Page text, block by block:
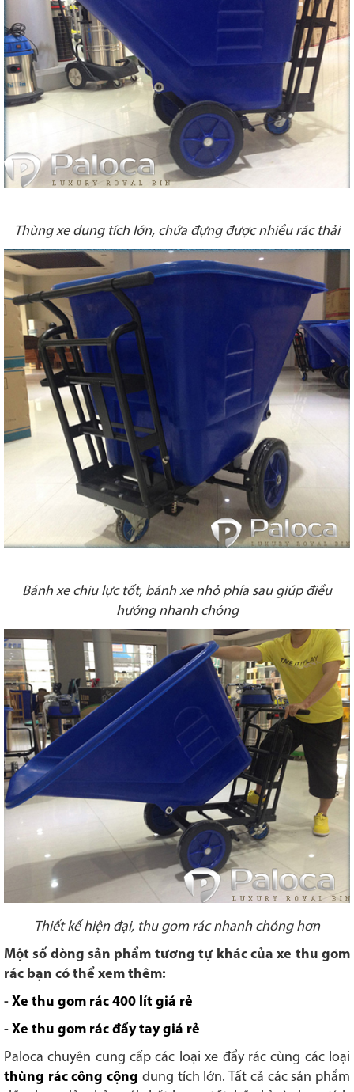
Thùng xe dung tích lớn, chứa đựng được nhiều rác thải
Bánh xe chịu lực tốt, bánh xe nhỏ phía sau giúp điều
hướng nhanh chóng
Thiết kế hiện đại, thu gom rác nhanh chóng hơn
Một số dòng sản phẩm tương tự khác của xe thu gom
rác bạn có thể xem thêm:
- Xe thu gom rác 400 lít giá rẻ
- Xe thu gom rác đẩy tay giá rẻ
Paloca chuyên cung cấp các loại xe đẩy rác cùng các loại
thùng rác công cộng dung tích lớn. Tất cả các sản phẩm